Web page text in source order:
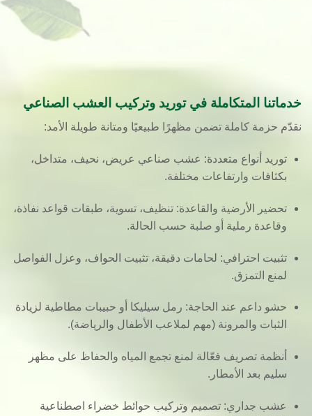
خدماتنا المتكاملة في توريد وتركيب العشب الصناعي
نقدّم حزمة كاملة تضمن مظهرًا طبيعيًا ومتانة طويلة الأمد:
توريد أنواع متعددة: عشب صناعي عريض، نحيف، متداخل،
بكثافات وارتفاعات مختلفة.
تحضير الأرضية والقاعدة: تنظيف، تسوية، طبقات قواعد نفاذة،
وقاعدة رملية أو صلبة حسب الحالة.
تثبيت احترافي: لحامات دقيقة، تثبيت الحواف، وعزل الفواصل
لمنع التمزق.
حشو داعم عند الحاجة: رمل سيليكا أو حبيبات مطاطية لزيادة
الثبات والمرونة (مهم لملاعب الأطفال والرياضة).
أنظمة تصريف فعّالة لمنع تجمع المياه والحفاظ على مظهر
سليم بعد الأمطار.
عشب جداري: تصميم وتركيب حوائط خضراء اصطناعية